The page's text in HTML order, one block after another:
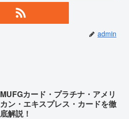
admin
MUFGカード・プラチナ・アメリ
カン・エキスプレス・カードを徹
底解説！